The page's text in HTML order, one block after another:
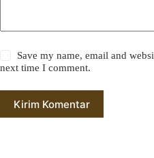
Save my name, email and
next time I comment.
Kirim Komentar